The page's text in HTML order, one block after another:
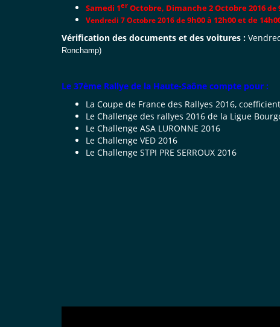
Samedi 1er Octobre, Dimanche 2 Octobre 2016de
Vendredi 7 Octobre 2016 de9h00 à 12h00 et de
Vérification des documents et des voitures :
Ronchamp)
Le 37ème Rallye de la Haute-Saône compte pour :
La Coupe de France des Rallyes 2016,
Le Challenge des rallyes 2016 de la Ligue
Le Challenge ASA LURONNE 2016
Le Challenge VED 2016
Le Challenge STPI PRE SERROUX 2016